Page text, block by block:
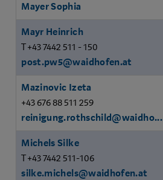
Mayer Sophia
Mayr Heinrich
T +43 7442 511 - 150
post.pw5@waidhofen.at
Mazinovic Izeta
+43 676 88 511 259
reinigung.rothschild@waidho...
Michels Silke
T +43 7442 511-106
silke.michels@waidhofen.at